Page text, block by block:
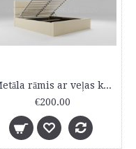
Metāla rāmis ar veļas kasti
€200.00